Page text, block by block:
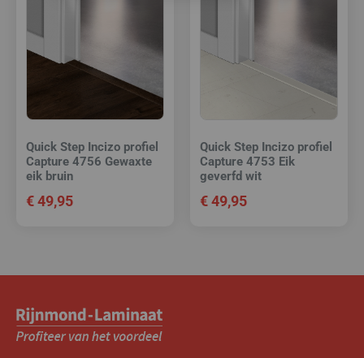
Quick Step Incizo profiel
Capture 4756 Gewaxte
eik bruin
€49,95
Quick Step Incizo profiel
Capture 4753 Eik
geverfd wit
€49,95